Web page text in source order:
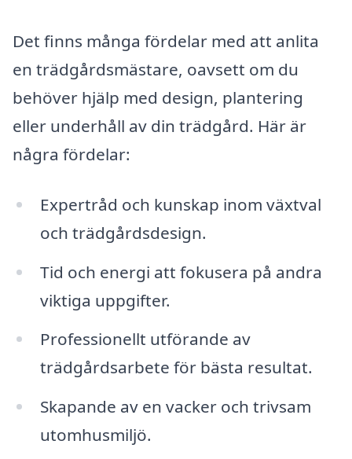
Det finns många fördelar med att anlita
en trädgårdsmästare, oavsett om du
behöver hjälp med design, plantering
eller underhåll av din trädgård. Här är
några fördelar:
Expertråd och kunskap inom växtval
och trädgårdsdesign.
Tid och energi att fokusera på andra
viktiga uppgifter.
Professionellt utförande av
trädgårdsarbete för bästa resultat.
Skapande av en vacker och trivsam
utomhusmiljö.